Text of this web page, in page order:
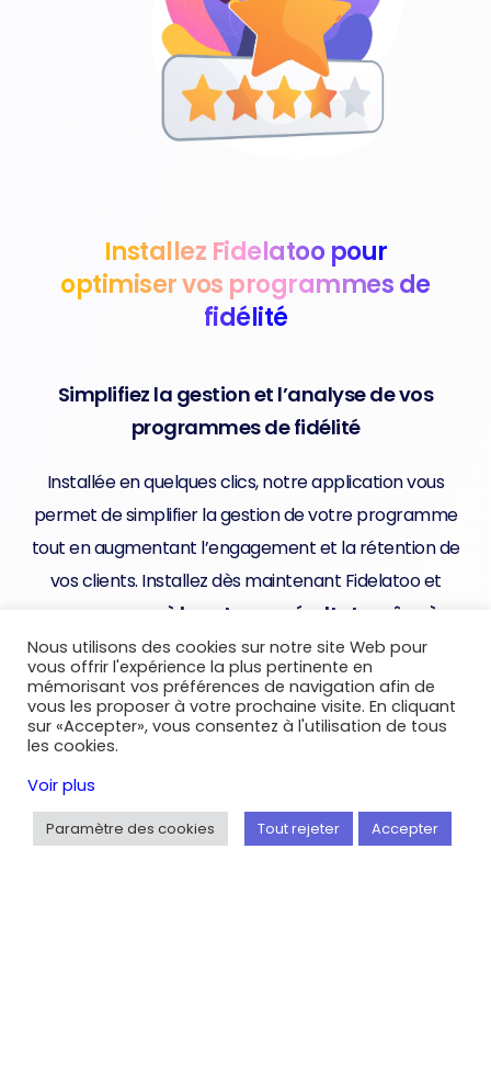
Installez Fidelatoo pour
optimiser vos programmes de
fidélité
Simplifiez la gestion et l’analyse de vos
programmes de fidélité
Installée en quelques clics, notre application vous
permet de simplifier la gestion de votre programme
tout en augmentant l’engagement et la rétention de
vos clients. Installez dès maintenant Fidelatoo et
commencez à booster vos résultats grâce à
l’analyse de vos statistiques.
Nous utilisons des cookies sur notre site Web pour
vous offrir l'expérience la plus pertinente en
mémorisant vos préférences de navigation afin de
vous les proposer à votre prochaine visite. En cliquant
sur «Accepter», vous consentez à l'utilisation de tous
les cookies.
Voir plus
Paramètre des cookies Tout rejeter Accepter